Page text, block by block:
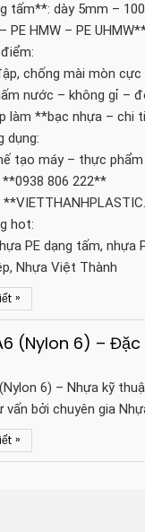
tấm**: dày 5mm –
PE HMW – PE
chống mài mòn
nước – không gỉ –
làm **bạc nhựa – chi
dụng:
tạo máy – thực
**0938 806 222**
hot:
PE dạng tấm, nhựa
Nhựa Việt Thành
»
(Nylon 6) –
6) – Nhựa kỹ
vấn bởi chuyên gia
»